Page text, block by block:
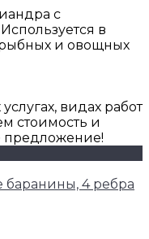
с
в
рыбных и овощных
видах работ
стоимость и
предложение!
баранины, 4 ребра